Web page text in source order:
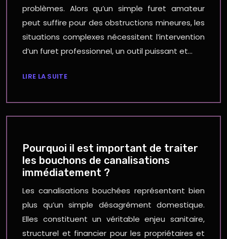
problèmes. Alors qu’un simple furet amateur
peut suffire pour des obstructions mineures, les
situations complexes nécessitent l’intervention
d’un furet professionnel, un outil puissant et…
LIRE LA SUITE
Pourquoi il est important de traiter
les bouchons de canalisations
immédiatement ?
Les canalisations bouchées représentent bien
plus qu’un simple désagrément domestique.
Elles constituent un véritable enjeu sanitaire,
structurel et financier pour les propriétaires et